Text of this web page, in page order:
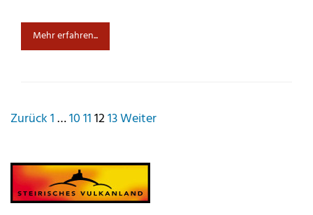
Mehr erfahren...
Seitennummerierung
Beiträge
Zurück1…10111213Weiter